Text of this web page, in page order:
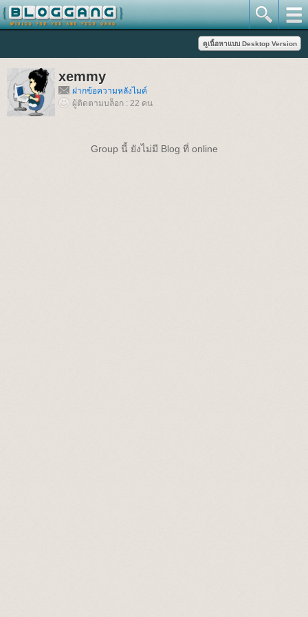
xemmy
ฝากข้อความหลังไมค์
ผู้ติดตามบล็อก : 22 คน
Group นี้ ยังไม่มี Blog ที่ online